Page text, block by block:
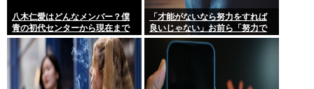
八木仁愛はどんなメンバー？僕
青の初代センターから現在まで
の活動を紹介
「才能がないなら努力をすれば
良いじゃない」お前ら「努力で
きるのも才能だよ」←は？